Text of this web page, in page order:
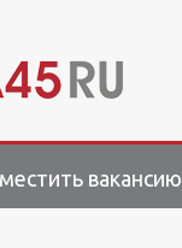
вакансию